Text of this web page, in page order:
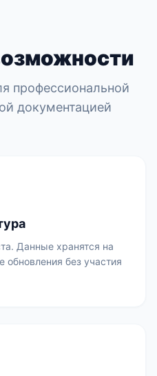
профессиональной
документацией
Данные хранятся на
обновления без участия